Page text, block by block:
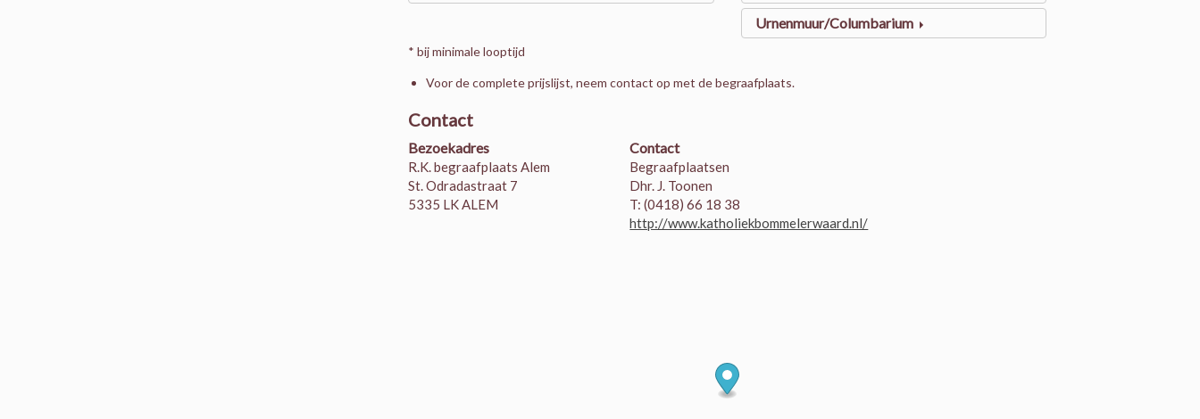
Urnenmuur/Columbarium
* bij minimale looptijd
Voor de complete prijslijst, neem contact op met de begraafplaats.
Contact
Bezoekadres
R.K. begraafplaats Alem
St. Odradastraat 7
5335 LK ALEM
Contact
Begraafplaatsen
Dhr. J. Toonen
T: (0418) 66 18 38
http://www.katholiekbommelerwaard.nl/